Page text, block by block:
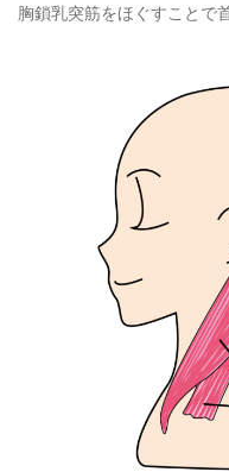
胸鎖乳突筋をほぐすことで